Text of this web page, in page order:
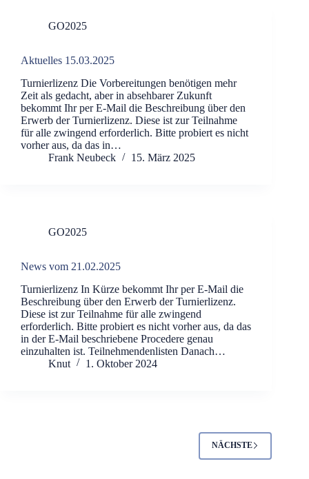
GO2025
Aktuelles 15.03.2025
Turnierlizenz Die Vorbereitungen benötigen mehr
Zeit als gedacht, aber in absehbarer Zukunft
bekommt Ihr per E-Mail die Beschreibung über den
Erwerb der Turnierlizenz. Diese ist zur Teilnahme
für alle zwingend erforderlich. Bitte probiert es nicht
vorher aus, da das in…
Frank Neubeck
15. März 2025
GO2025
News vom 21.02.2025
Turnierlizenz In Kürze bekommt Ihr per E-Mail die
Beschreibung über den Erwerb der Turnierlizenz.
Diese ist zur Teilnahme für alle zwingend
erforderlich. Bitte probiert es nicht vorher aus, da das
in der E-Mail beschriebene Procedere genau
einzuhalten ist. Teilnehmendenlisten Danach…
Knut
1. Oktober 2024
NÄCHSTE